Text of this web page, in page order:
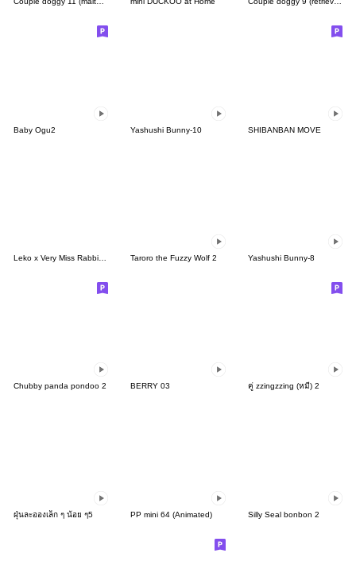
Baby Ogu2 Yashushi Bunny-10 SHIBANBAN MOVE
Taroro the Fuzzy Wolf 2 Yashushi Bunny-8
Chubby panda pondoo 2 BERRY 03 คู่ zzingzzing (หมี) 2
ฝุ่นละอองเล็ก ๆ น้อย ๆ5 PP mini 64 (Animated) Silly Seal bonbon 2